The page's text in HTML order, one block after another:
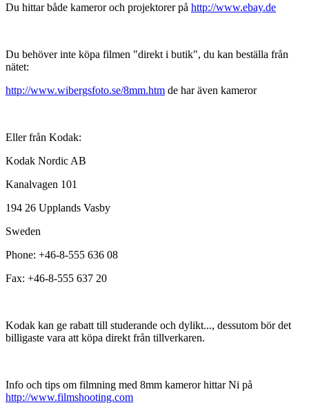
Du hittar både kameror och projektorer på http://www.ebay.de
Du behöver inte köpa filmen "direkt i butik", du kan beställa från
nätet:
http://www.wibergsfoto.se/8mm.htm de har även kameror
Eller från Kodak:
Kodak Nordic AB
Kanalvagen 101
194 26 Upplands Vasby
Sweden
Phone: +46-8-555 636 08
Fax: +46-8-555 637 20
Kodak kan ge rabatt till studerande och dylikt..., dessutom bör det
billigaste vara att köpa direkt från tillverkaren.
Info och tips om filmning med 8mm kameror hittar Ni på
http://www.filmshooting.com